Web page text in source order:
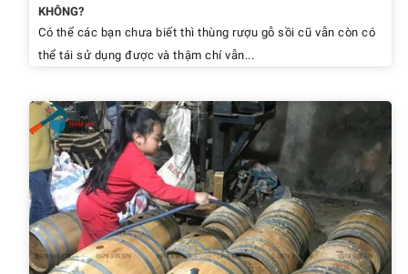
KHÔNG?
Có thể các bạn chưa biết thì thùng rượu gỗ sồi cũ vẫn còn có
thể tái sử dụng được và thậm chí vẫn...